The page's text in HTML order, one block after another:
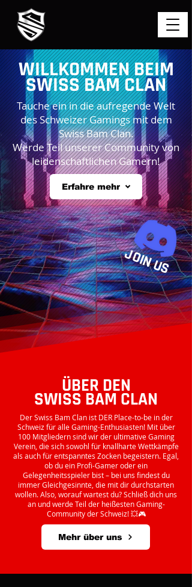
WILLKOMMEN BEIM
SWISS BAM CLAN
Tauche ein in die aufregende Welt
des Schweizer Gamings mit dem
Swiss Bam Clan.
Werde Teil unserer Community von
leidenschaftlichen Gamern!
Erfahre mehr
JOIN US
ÜBER DEN
SWISS BAM CLAN
Der Swiss Bam Clan ist DER Place-to-be in der
Schweiz für alle Gaming-Enthusiasten! Mit über
100 Mitgliedern sind wir der ultimative Gaming
Verein, die sich sowohl für knallharte Wettkämpfe
als auch für entspanntes Zocken begeistern. Egal,
ob du ein Profi-Gamer oder ein
Gelegenheitsspieler bist – bei uns findest du
immer Gleichgesinnte, die mit dir durchstarten
wollen. Also, worauf wartest du? Schließ dich uns
an und werde Teil der heißesten Gaming-
Community der Schweiz! 💥🎮
Mehr über uns